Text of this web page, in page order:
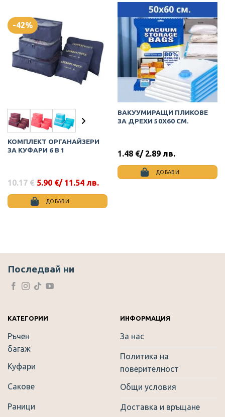
-42%
КОМПЛЕКТ ОРГАНАЙЗЕРИ
ЗА КУФАРИ 6 В 1
10.17 €
Original
price
10.17 €.
5.90 €
Текущата
цена
5.90 €.
/ 11.54 лв.
ДОБАВИ
variants.
The
may
on
product
page
ВАКУУМИРАЩИ ПЛИКОВЕ
ЗА ДРЕХИ 50Х60 СМ.
1.48 €/ 2.89 лв.
ДОБАВИ
Последвай ни
КАТЕГОРИИ
Ръчен
багаж
Куфари
Сакове
Раници
ИНФОРМАЦИЯ
За нас
Политика на
поверителност
Общи условия
Доставка и връщане